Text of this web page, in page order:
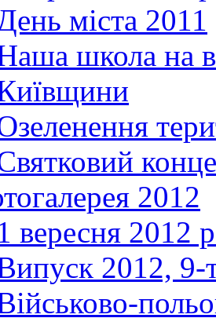
міста 2011
школа на
2012
вересня 2012
2012, 9-